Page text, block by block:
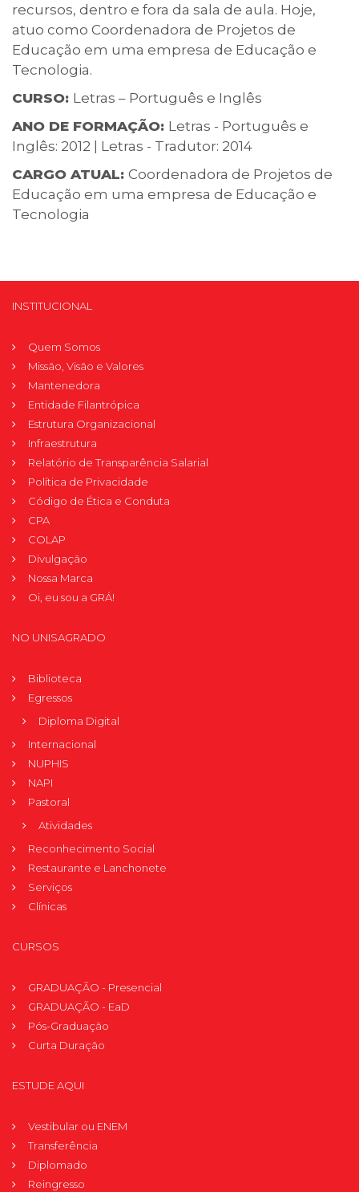
UATI
recursos, dentro e fora da sala de aula. Hoje,
atuo como Coordenadora de Projetos de
Educação em uma empresa de Educação e
Tecnologia.
CURSO: Letras – Português e Inglês
ANO DE FORMAÇÃO: Letras - Português e
Inglês: 2012 | Letras - Tradutor: 2014
CARGO ATUAL: Coordenadora de Projetos de
Educação em uma empresa de Educação e
Tecnologia
INSTITUCIONAL
Quem Somos
Missão, Visão e Valores
Mantenedora
Entidade Filantrópica
Estrutura Organizacional
Infraestrutura
Relatório de Transparência Salarial
Política de Privacidade
Código de Ética e Conduta
CPA
COLAP
Divulgação
Nossa Marca
Oi, eu sou a GRÁ!
NO UNISAGRADO
Biblioteca
Egressos
Diploma Digital
Internacional
NUPHIS
NAPI
Pastoral
Atividades
Reconhecimento Social
Restaurante e Lanchonete
Serviços
Clínicas
CURSOS
GRADUAÇÃO - Presencial
GRADUAÇÃO - EaD
Pós-Graduação
Curta Duração
ESTUDE AQUI
Vestibular ou ENEM
Transferência
Diplomado
Reingresso